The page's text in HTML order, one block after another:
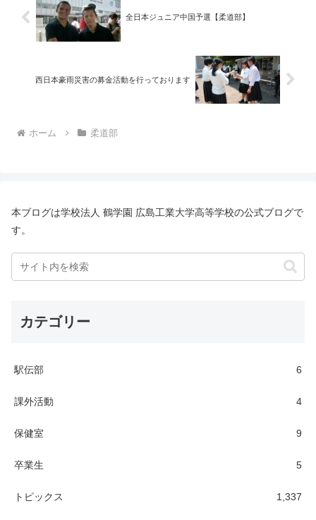
全日本ジュニア中国予選【柔道部】
西日本豪雨災害の募金活動を行っております
ホーム 柔道部
本ブログは学校法人 鶴学園 広島工業大学高等学校の公式ブログで
す。
カテゴリー
駅伝部 6
課外活動 4
保健室 9
卒業生 5
トピックス 1,337